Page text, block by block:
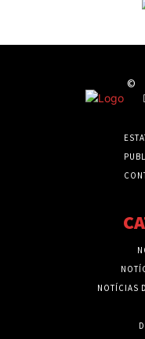
©
NOTÍCIAS